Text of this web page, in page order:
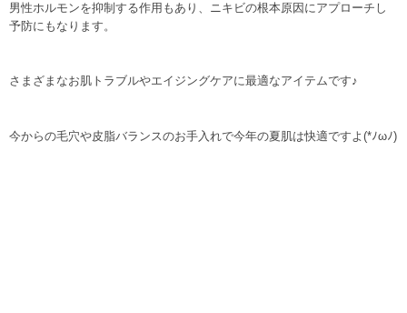
男性ホルモンを抑制する作用もあり、ニキビの根本原因にアプローチし
予防にもなります。
さまざまなお肌トラブルやエイジングケアに最適なアイテムです♪
今からの毛穴や皮脂バランスのお手入れで今年の夏肌は快適ですよ(*ﾉωﾉ)